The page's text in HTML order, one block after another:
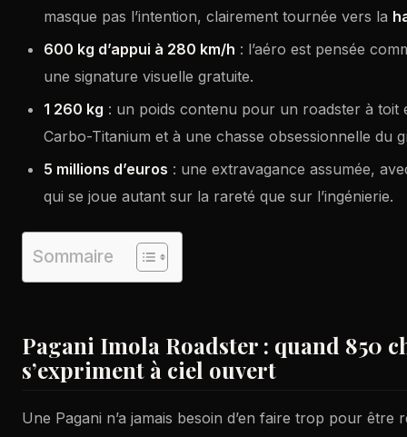
masque pas l’intention, clairement tournée vers la
600 kg d’appui à 280 km/h : l’aéro est pensée
une signature visuelle gratuite.
1 260 kg : un poids contenu pour un roadster à toit
Carbo-Titanium et à une chasse obsessionnelle du
5 millions d’euros : une extravagance assumée,
qui se joue autant sur la rareté que sur l’ingénierie.
Sommaire
Pagani Imola Roadster : quand 850
s’expriment à ciel ouvert
Une Pagani n’a jamais besoin d’en faire trop pour être